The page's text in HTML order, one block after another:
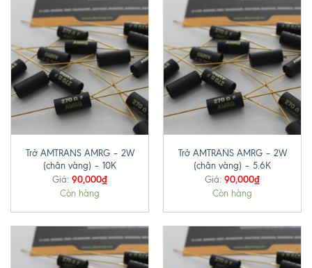
Trở AMTRANS AMRG – 2W
(chân vàng) – 10K
Giá: 90,000₫
Còn hàng
Trở AMTRANS AMRG – 2W
(chân vàng) – 5.6K
Giá: 90,000₫
Còn hàng